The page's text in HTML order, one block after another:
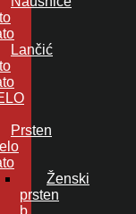
Lančić
Prsten
Ženski
prsten
b.